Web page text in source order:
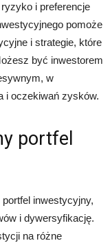
i preferencje
pomoże
i strategie, które
być inwestorem
w
i oczekiwań zysków.
portfel
inwestycyjny,
i dywersyfikację.
na różne